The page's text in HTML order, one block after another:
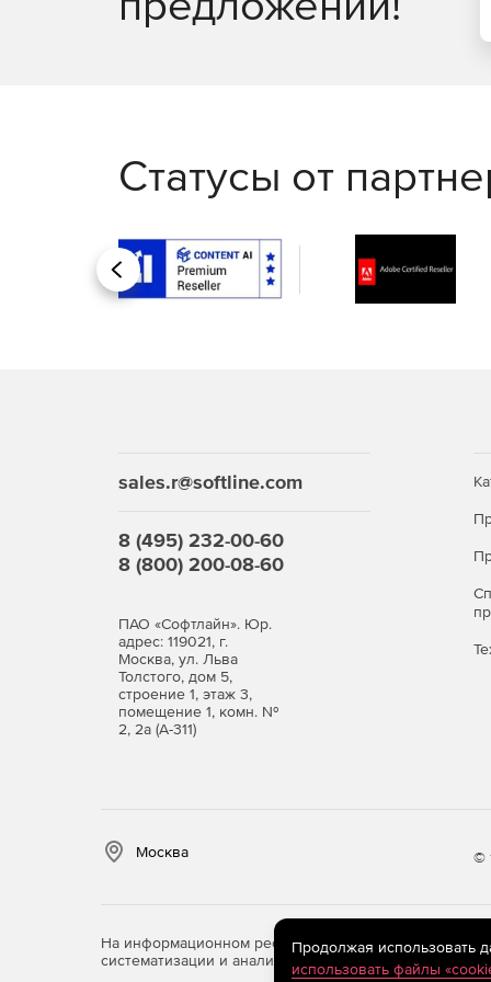
Outlook: разделение папки «входящие на
Для обновления Microsoft Office потребуется
Выберите и оплатите нужную версию Office
почту ссылку на файл установки, инструкцию,
для получения нового ключа активации,
Могу ли я купить лицензию для продления
Да, приобрести подписку заранее возможно.
окончания подписки.[SA1]
Примечание: Данные пакеты
количества лицензий потребуется номер
Power Point + +
Статусы от
Назад
sales.r@softline.com
8 (495) 232-00-60
8 (800) 200-08-60
ПАО «Софтлайн». Юр.
адрес: 119021, г.
Москва, ул. Льва
Толстого, дом 5,
строение 1, этаж 3,
помещение 1, комн. №
2, 2а (А-311)
Москва ©
На информационном ресурсе store.softline.ru
систематизации и анализа сведений, относящихся
Продолжая использовать
использовать файлы